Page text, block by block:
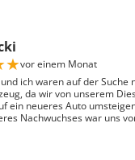
★vor einem Monat
ich waren auf der Suche
da wir von unserem
ein neueres Auto
Nachwuchses war uns
genügend Platz für einen
und das Fahrzeug gut zu